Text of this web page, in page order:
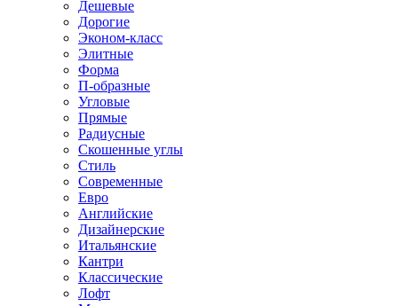
Дешевые
Дорогие
Эконом-класс
Элитные
Форма
П-образные
Угловые
Прямые
Радиусные
Скошенные углы
Стиль
Современные
Евро
Английские
Дизайнерские
Итальянские
Кантри
Классические
Лофт